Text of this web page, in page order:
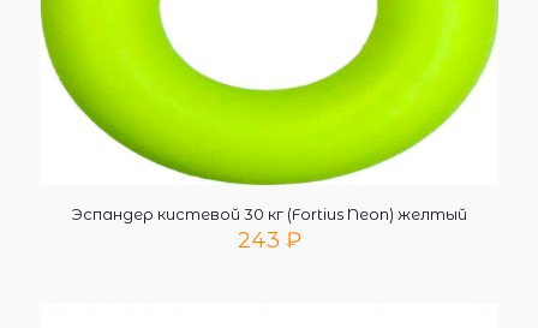
Эспандер кистевой 30 кг (Fortius Neon) желтый
243 ₽